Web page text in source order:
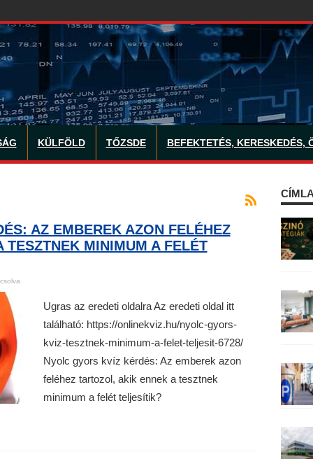
KÜLFÖLD TŐZSDE BEFEKTETÉS, KERESKEDÉS,
AZ EMBEREK AZON FELÉHEZ
MINIMUM A FELÉT
Ugras az eredeti oldalra Az eredeti oldal itt
található: https://onlinekviz.hu/nyolc-gyors-
kviz-tesztnek-minimum-a-felet-teljesit-6728/
Nyolc gyors kvíz kérdés: Az emberek azon
feléhez tartozol, akik ennek a tesztnek
minimum a felét teljesítik?